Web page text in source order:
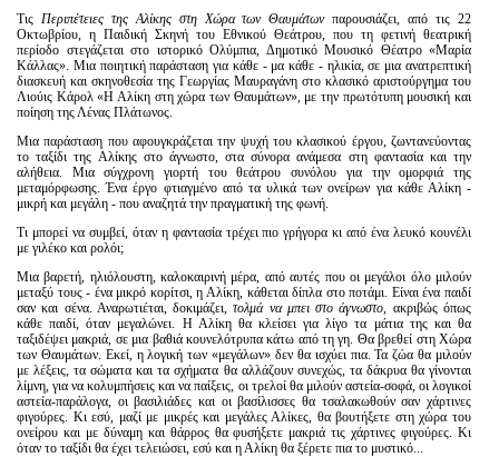
Τις Περιπέτειες της Αλίκης στη Χώρα των Θαυμάτωνπαρουσιάζει, από τις 22
Οκτωβρίου, η Παιδική Σκηνή του Εθνικού Θεάτρου, που τη φετινή θεατρική
περίοδο στεγάζεται στο ιστορικό Ολύμπια, Δημοτικό Μουσικό Θέατρο «Μαρία
Κάλλας». Μια ποιητική παράσταση για κάθε - μα κάθε - ηλικία, σε μια ανατρεπτική
διασκευή και σκηνοθεσία της Γεωργίας Μαυραγάνη στο κλασικό αριστούργημα του
Λιούις Κάρολ «Η Αλίκη στη χώρα των Θαυμάτων», με την πρωτότυπη μουσική και
ποίηση της Λένας Πλάτωνος.
Μια παράσταση που αφουγκράζεται την ψυχή του κλασικού έργου, ζωντανεύοντας
το ταξίδι της Αλίκης στο άγνωστο, στα σύνορα ανάμεσα στη φαντασία και την
αλήθεια. Μια σύγχρονη γιορτή του θεάτρου συνόλου για την ομορφιά της
μεταμόρφωσης. Ένα έργο φτιαγμένο από τα υλικά των ονείρων για κάθε Αλίκη -
μικρή και μεγάλη - που αναζητά την πραγματική της φωνή.
Τι μπορεί να συμβεί, όταν η φαντασία τρέχει πιο γρήγορα κι από ένα λευκό κουνέλι
με γιλέκο και ρολόι;
Μια βαρετή, ηλιόλουστη, καλοκαιρινή μέρα, από αυτές που οι μεγάλοι όλο μιλούν
μεταξύ τους - ένα μικρό κορίτσι, η Αλίκη, κάθεται δίπλα στο ποτάμι. Είναι ένα παιδί
σαν και σένα. Αναρωτιέται, δοκιμάζει,τολμά να μπει στο άγνωστο , ακριβώς όπως
κάθε παιδί, όταν μεγαλώνει. Η Αλίκη θα κλείσει για λίγο τα μάτια της και θα
ταξιδέψει μακριά, σε μια βαθιά κουνελότρυπα κάτω από τη γη. Θα βρεθεί στη Χώρα
των Θαυμάτων. Εκεί, η λογική των «μεγάλων» δεν θα ισχύει πια. Τα ζώα θα μιλούν
με λέξεις, τα σώματα και τα σχήματα θα αλλάζουν συνεχώς, τα δάκρυα θα γίνονται
λίμνη, για να κολυμπήσεις και να παίξεις, οι τρελοί θα μιλούν αστεία-σοφά, οι λογικοί
αστεία-παράλογα, οι βασιλιάδες και οι βασίλισσες θα τσαλακωθούν σαν χάρτινες
φιγούρες. Κι εσύ, μαζί με μικρές και μεγάλες Αλίκες, θα βουτήξετε στη χώρα του
ονείρου και με δύναμη και θάρρος θα φυσήξετε μακριά τις χάρτινες φιγούρες. Κι
όταν το ταξίδι θα έχει τελειώσει, εσύ και η Αλίκη θα ξέρετε πια το μυστικό...